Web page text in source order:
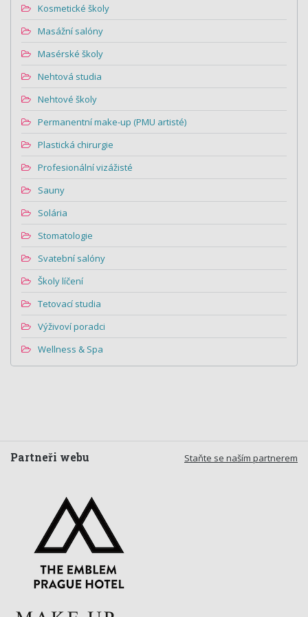
Kosmetické školy
Masážní salóny
Masérské školy
Nehtová studia
Nehtové školy
Permanentní make-up (PMU artisté)
Plastická chirurgie
Profesionální vizážisté
Sauny
Solária
Stomatologie
Svatební salóny
Školy líčení
Tetovací studia
Výživoví poradci
Wellness & Spa
Staňte se naším partnerem
Partneři webu